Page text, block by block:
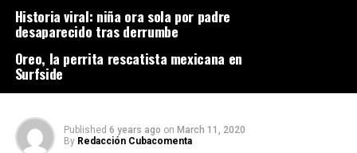
Historia viral: niña ora sola por padre
desaparecido tras derrumbe
Oreo, la perrita rescatista mexicana en
Surfside
Published 6 years ago on March 11, 2020
By Redacción Cubacomenta